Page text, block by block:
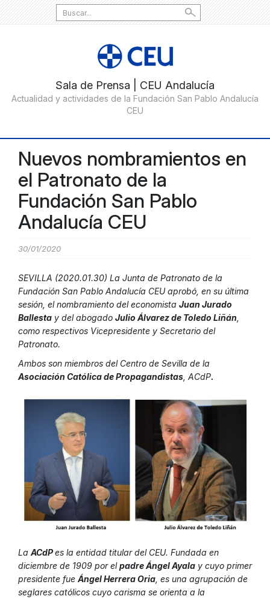
Search
for:
Nuevos nombramientos en
el Patronato de la
Fundación San Pablo
Andalucía CEU
30/01/2020
SEVILLA (2020.01.30) La Junta de Patronato de la
Fundación San Pablo Andalucía CEU aprobó, en su última
sesión, el nombramiento del economista Juan Jurado
Ballesta y del abogado Julio Álvarez de Toledo Liñán
como respectivos Vicepresidente y Secretario del
Patronato.
Ambos son miembros del Centro de Sevilla de la
Asociación Católica de Propagandistas , ACdP.
La ACdPes la entidad titular del CEU. Fundada en
diciembre de 1909 por elpadre Ángel Ayala y cuyo primer
presidente fue Ángel Herrera Oria , es una agrupación de
seglares católicos cuyo carisma se orienta a la